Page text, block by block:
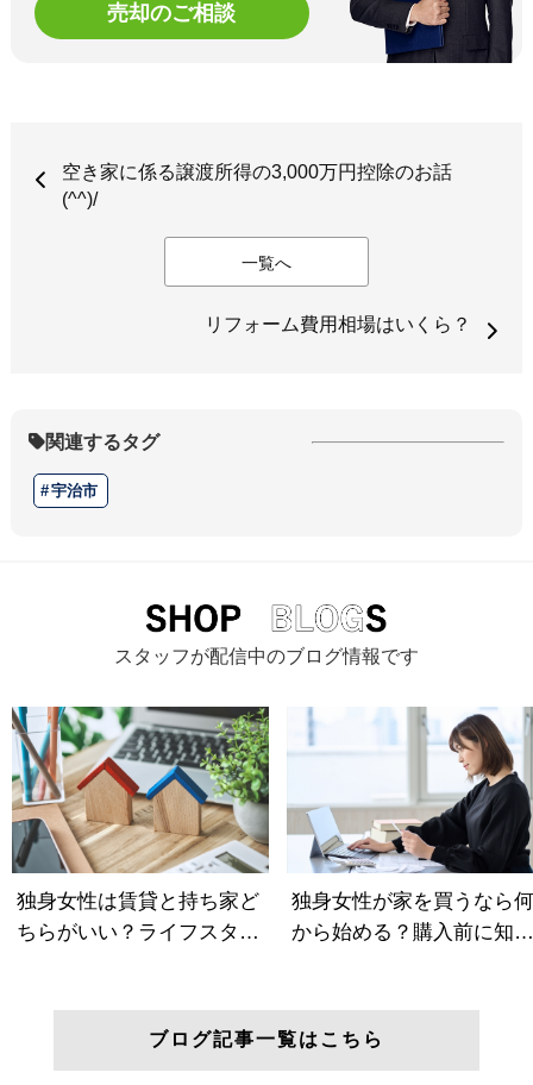
売却のご相談
空き家に係る譲渡所得の3,000万円控除のお話
(^^)/
一覧へ
リフォーム費用相場はいくら？
関連するタグ
宇治市
スタッフが配信中のブログ情報です
ブログ記事一覧はこちら